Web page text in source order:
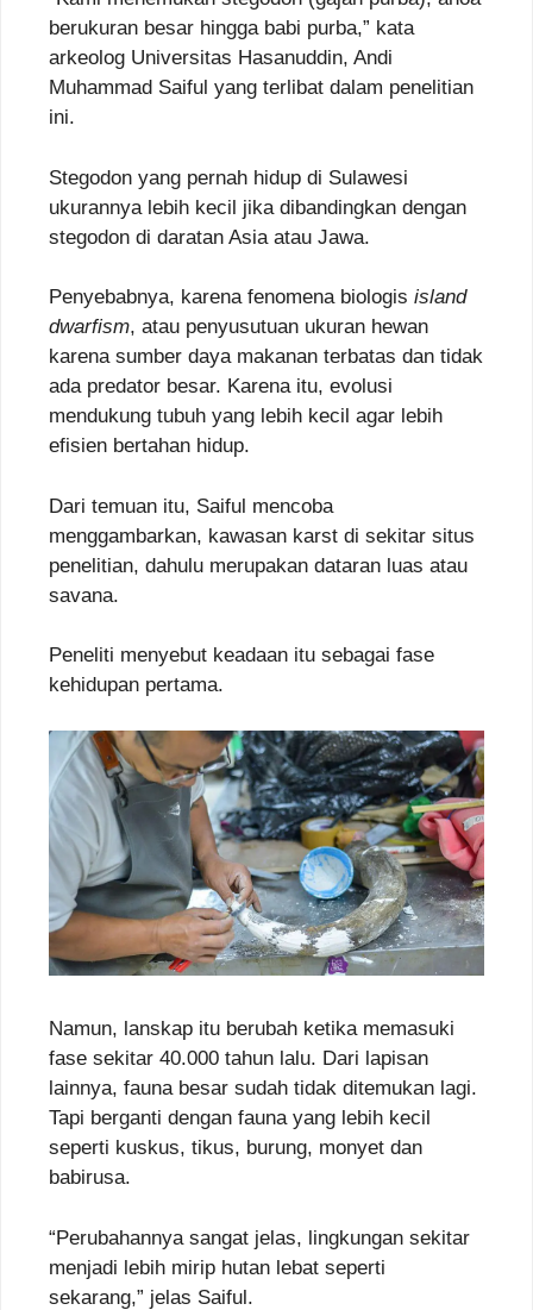
berukuran besar hingga babi purba,” kata
arkeolog Universitas Hasanuddin, Andi
Muhammad Saiful yang terlibat dalam penelitian
ini.
Stegodon yang pernah hidup di Sulawesi
ukurannya lebih kecil jika dibandingkan dengan
stegodon di daratan Asia atau Jawa.
Penyebabnya, karena fenomena biologis island
dwarfism, atau penyusutuan ukuran hewan
karena sumber daya makanan terbatas dan tidak
ada predator besar. Karena itu, evolusi
mendukung tubuh yang lebih kecil agar lebih
efisien bertahan hidup.
Dari temuan itu, Saiful mencoba
menggambarkan, kawasan karst di sekitar situs
penelitian, dahulu merupakan dataran luas atau
savana.
Peneliti menyebut keadaan itu sebagai fase
kehidupan pertama.
Namun, lanskap itu berubah ketika memasuki
fase sekitar 40.000 tahun lalu. Dari lapisan
lainnya, fauna besar sudah tidak ditemukan lagi.
Tapi berganti dengan fauna yang lebih kecil
seperti kuskus, tikus, burung, monyet dan
babirusa.
“Perubahannya sangat jelas, lingkungan sekitar
menjadi lebih mirip hutan lebat seperti
sekarang,” jelas Saiful.